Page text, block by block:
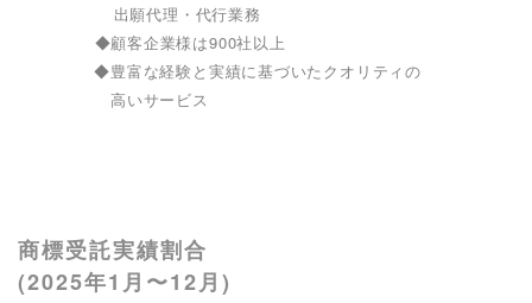
出願代理・代行業務
◆顧客企業様は900社以上
◆豊富な経験と実績に基づいたクオリティの
高いサービス
商標受託実績割合
(2025年1月〜12月)